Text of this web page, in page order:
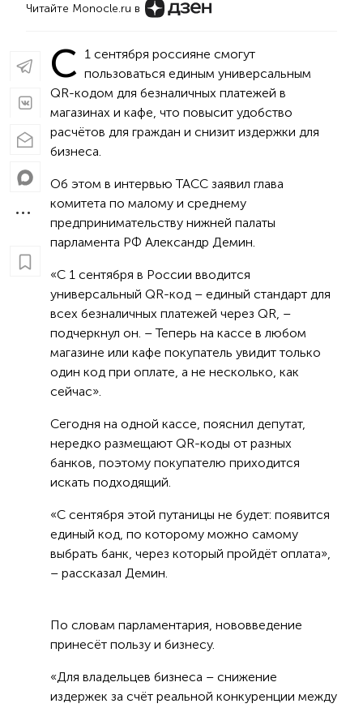
Читайте Monocle.ru в
С 1 сентября россияне смогут
пользоваться единым универсальным
QR-кодом для безналичных платежей в
магазинах и кафе, что повысит удобство
расчётов для граждан и снизит издержки для
бизнеса.
Об этом в интервью ТАСС заявил глава
комитета по малому и среднему
предпринимательству нижней палаты
парламента РФ Александр Демин.
«С 1 сентября в России вводится
универсальный QR-код – единый стандарт для
всех безналичных платежей через QR, –
подчеркнул он. – Теперь на кассе в любом
магазине или кафе покупатель увидит только
один код при оплате, а не несколько, как
сейчас».
Сегодня на одной кассе, пояснил депутат,
нередко размещают QR-коды от разных
банков, поэтому покупателю приходится
искать подходящий.
«С сентября этой путаницы не будет: появится
единый код, по которому можно самому
выбрать банк, через который пройдёт оплата»,
– рассказал Демин.
По словам парламентария, нововведение
принесёт пользу и бизнесу.
«Для владельцев бизнеса – снижение
издержек за счёт реальной конкуренции между